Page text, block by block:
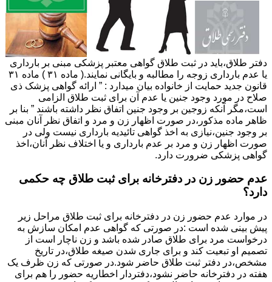
دفتر طلاق،باید در ثبت طلاق گواهی معتبر پزشکی مبنی بر بارداری
یا عدم بارداری زوجه را مطالبه و بایگانی نمایند.( ماده ۳۱ ) ماده ۳۱
قانون جدید حمایت از خانواده بیان میدارد : ” ارائه گواهی پزشک ذی
صلاح در مورد وجود جنین یا عدم آن برای ثبت طلاق الزامی
است،مگر آنکه زوجین بر وجود جنین اتفاق نظر داشته باشند ” بنا بر
ظاهر ماده مذکور،در صورت اظهار زن و مرد و اتفاق نظر آنان مبنی
بر وجود جنین،نیازی به اخذ گواهی تائیدیه بارداری نیست ولی در
صورت اظهار زن و مرد بر عدم بارداری و یا اختلاف نظر آنان،اخذ
گواهی پزشکی ضرورت دارد.
عدم حضور زن در دفترخانه برای ثبت طلاق چه حکمی
دارد؟
در موارد عدم حضور زن در دفترخانه برای ثبت طلاق مراحل زیر
پیش بینی شده است :در صورتی که گواهی عدم امکان سازش به
درخواست مرد برای طلاق صادر شده باشد و زن ناچار است از
تصمیم او تبعیت کند و برای جاری شدن صیغه طلاق،در تاریخ
مشخص،در دفتر ثبت طلاق حاضر شود.در صورتی که زن ظرف یک
هفته در دفترخانه حاضر نشود،دفتردار اخطاریه حضور را هم برای